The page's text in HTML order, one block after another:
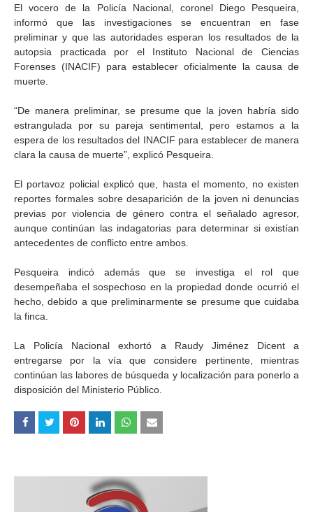
El vocero de la Policía Nacional, coronel Diego Pesqueira,
informó que las investigaciones se encuentran en fase
preliminar y que las autoridades esperan los resultados de la
autopsia practicada por el Instituto Nacional de Ciencias
Forenses (INACIF) para establecer oficialmente la causa de
muerte.
“De manera preliminar, se presume que la joven habría sido
estrangulada por su pareja sentimental, pero estamos a la
espera de los resultados del INACIF para establecer de manera
clara la causa de muerte”, explicó Pesqueira.
El portavoz policial explicó que, hasta el momento, no existen
reportes formales sobre desaparición de la joven ni denuncias
previas por violencia de género contra el señalado agresor,
aunque continúan las indagatorias para determinar si existían
antecedentes de conflicto entre ambos.
Pesqueira indicó además que se investiga el rol que
desempeñaba el sospechoso en la propiedad donde ocurrió el
hecho, debido a que preliminarmente se presume que cuidaba
la finca.
La Policía Nacional exhortó a Raudy Jiménez Dicent a
entregarse por la vía que considere pertinente, mientras
continúan las labores de búsqueda y localización para ponerlo a
disposición del Ministerio Público.